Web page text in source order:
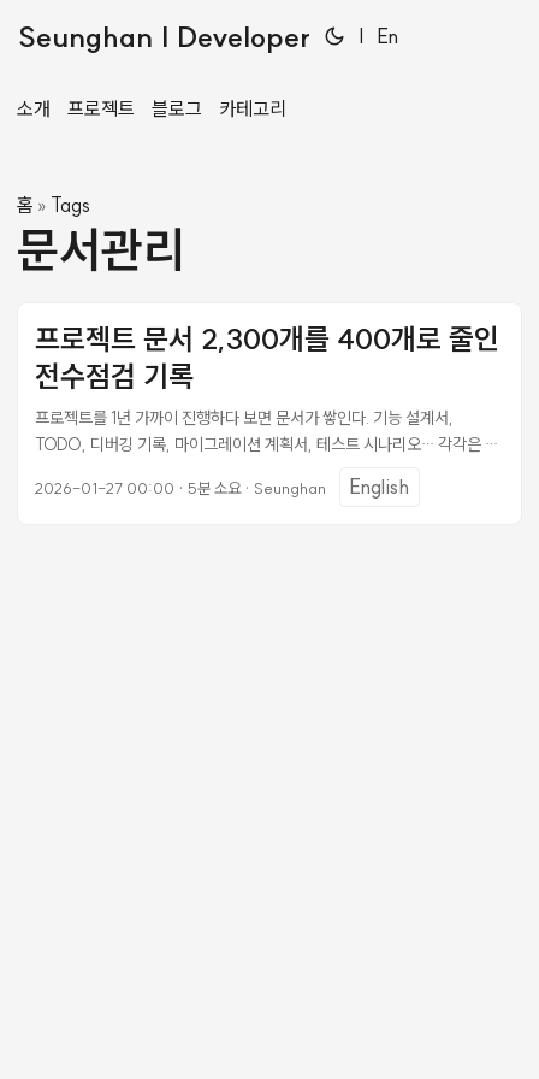
Seunghan | Developer | En
소개 프로젝트 블로그 카테고리
홈 » Tags
문서관리
프로젝트 문서 2,300개를 400개로 줄인
전수점검 기록
프로젝트를 1년 가까이 진행하다 보면 문서가 쌓인다. 기능 설계서,
TODO, 디버깅 기록, 마이그레이션 계획서, 테스트 시나리오… 각각은 그
name "*.md" | wc -l을 쳤더니 2,352개가 나왔다. 현황 파악: 어디서 이
2026-01-27 00:00 · 5분 소요· Seunghan English